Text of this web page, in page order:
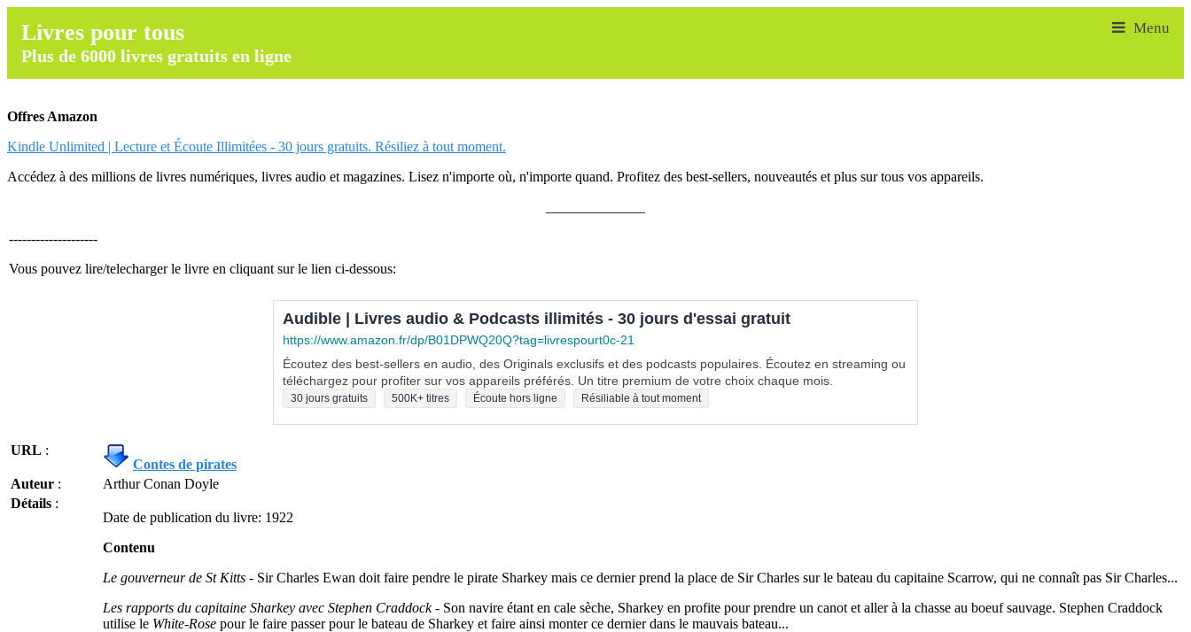
Livres pour tous
Plus de 6000 livres gratuits en ligne
Offres Amazon
Kindle Unlimited | Lecture et Écoute Illimitées - 30 jours gratuits. Résiliez à tout moment.
Accédez à des millions de livres numériques, livres audio et magazines. Lisez n'importe où, n'importe quand. Profitez des best-sellers, nouveautés et plus sur tous vos appareils.
--------------------
Vous pouvez lire/telecharger le livre en cliquant sur le lien ci-dessous:
Audible | Livres audio & Podcasts illimités - 30 jours d'essai gratuit
https://www.amazon.fr/dp/B01DPWQ20Q?tag=livrespourt0c-21
Écoutez des best-sellers en audio, des Originals exclusifs et des podcasts populaires. Écoutez en streaming ou
téléchargez pour profiter sur vos appareils préférés. Un titre premium de votre choix chaque mois.
30 jours gratuits 500K+ titres Écoute hors ligne Résiliable à tout moment
URL :
Contes de pirates
Auteur :
Arthur Conan Doyle
Détails :
Date de publication du livre: 1922
Contenu
Le gouverneur de St Kitts - Sir Charles Ewan doit faire pendre le pirate Sharkey mais ce dernier prend la place de Sir Charles sur le bateau du capitaine Scarrow, qui ne connaît pas Sir Charles...
Les rapports du capitaine Sharkey avec Stephen Craddock- Son navire étant en cale sèche, Sharkey en profite pour prendre un canot et aller à la chasse au boeuf sauvage. Stephen Craddock
utilise le White-Rose pour le faire passer pour le bateau de Sharkey et faire ainsi monter ce dernier dans le mauvais bateau...